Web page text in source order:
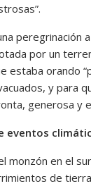
peregrinación
por un
estaba orando
y para
generosa y
eventos
monzón en el
de